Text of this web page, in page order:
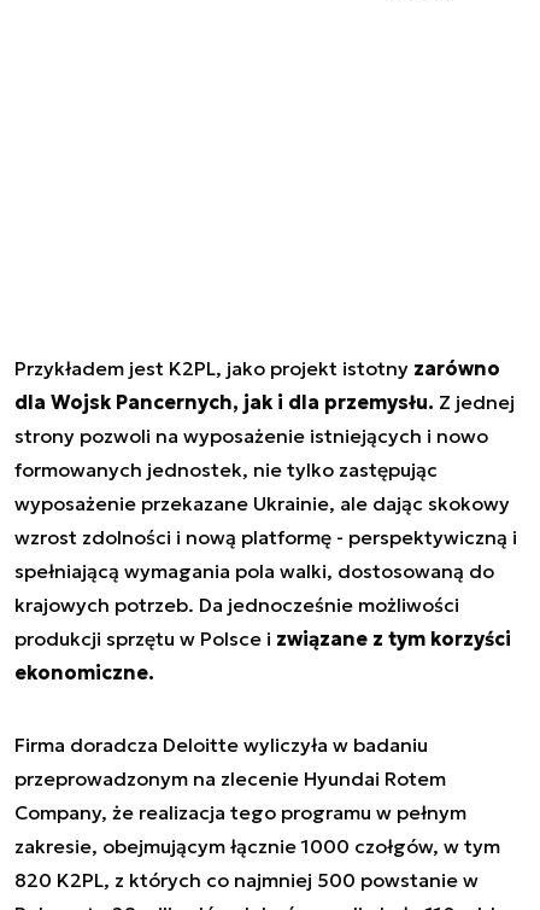
Przykładem jest K2PL, jako projekt istotny zarówno
dla Wojsk Pancernych, jak i dla przemysłu. Z jednej
strony pozwoli na wyposażenie istniejących i nowo
formowanych jednostek, nie tylko zastępując
wyposażenie przekazane Ukrainie, ale dając skokowy
wzrost zdolności i nową platformę - perspektywiczną i
spełniającą wymagania pola walki, dostosowaną do
krajowych potrzeb. Da jednocześnie możliwości
produkcji sprzętu w Polsce i związane z tym korzyści
ekonomiczne.
Firma doradcza Deloitte wyliczyła w badaniu
przeprowadzonym na zlecenie Hyundai Rotem
Company, że realizacja tego programu w pełnym
zakresie, obejmującym łącznie 1000 czołgów, w tym
820 K2PL, z których co najmniej 500 powstanie w